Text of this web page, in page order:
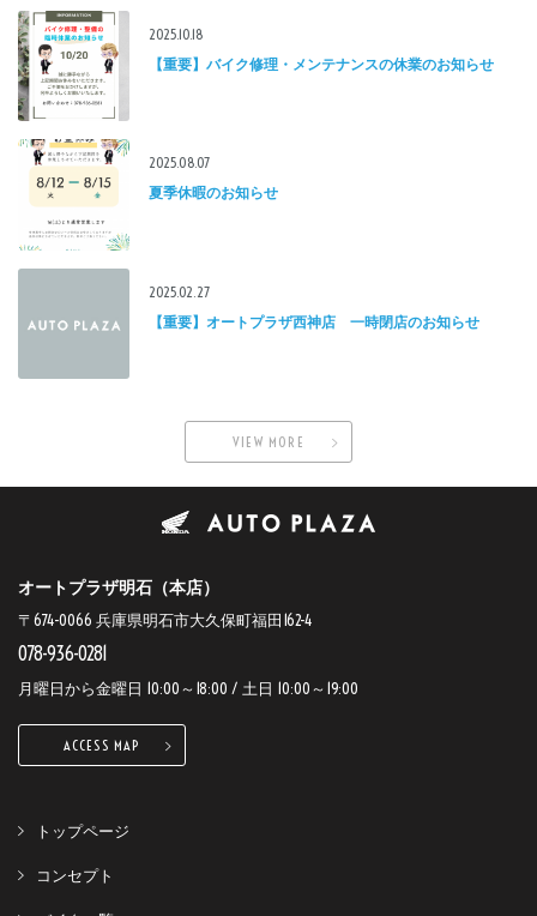
2025.10.18
【重要】バイク修理・メンテナンスの休業のお知らせ
2025.08.07
夏季休暇のお知らせ
2025.02.27
【重要】オートプラザ西神店 一時閉店のお知らせ
VIEW MORE
オートプラザ明石（本店）
〒674-0066 兵庫県明石市大久保町福田162-4
078-936-0281
月曜日から金曜日 10:00～18:00 / 土日 10:00～19:00
ACCESS MAP
トップページ
コンセプト